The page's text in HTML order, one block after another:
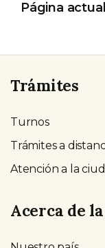
Página
Trámites
Turnos
Trámites a
Atención a la
Acerca de